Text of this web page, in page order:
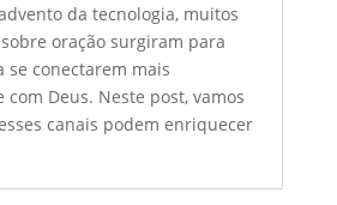
da tecnologia, muitos
oração surgiram para
se conectarem mais
Deus. Neste post, vamos
canais podem enriquecer